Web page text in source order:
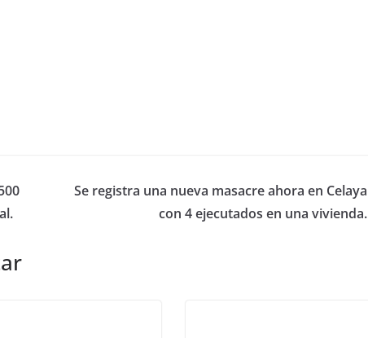
Se registra una nueva masacre ahora en Celaya
con 4 ejecutados en una vivienda.